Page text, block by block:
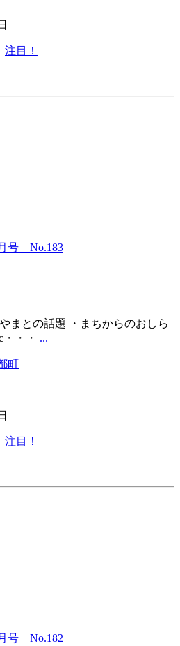
注目！
号 No.183
まとの話題 ・まちからのおしら
・・ ...
町
注目！
号 No.182